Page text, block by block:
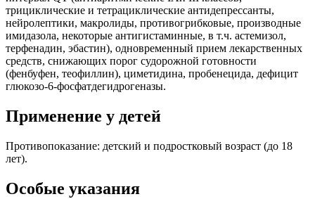
трициклические и тетрациклические антидепрессанты,
нейролептики, макролиды, противогрибковые, производные
имидазола, некоторые антигистаминные, в т.ч. астемизол,
терфенадин, эбастин), одновременный прием лекарственных
средств, снижающих порог судорожной готовности
(фенбуфен, теофиллин), циметидина, пробенецида, дефицит
глюкозо-6-фосфатдегидрогеназы.
Применение у детей
Противопоказание: детский и подростковый возраст (до 18
лет).
Особые указания